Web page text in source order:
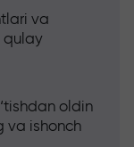
va
qulay
oldin
va ishonch